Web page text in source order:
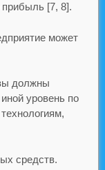
прибыль [7, 8].
может
должны
уровень по
средств.